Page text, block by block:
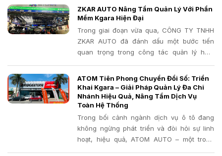
trong việc quản lý thủ công, bỏ lỡ lịch hẹn,
thất thoát phụ tùng hay khó khăn trong việc
chăm sóc khách hàng? Đã đến lúc bạn cần
một giải pháp công nghệ mạnh mẽ để đưa
gara của mình lên một tầm cao mới.
ZKAR AUTO Nâng Tầm Quản Lý Với Phần
Mềm Kgara Hiện Đại
Trong giai đoạn vừa qua, CÔNG TY TNHH
ZKAR AUTO đã đánh dấu một bước tiến
quan trọng trong công tác quản lý hoạt
phần mềm quản lý gara chuyên nghiệp
Kgara.
ATOM Tiên Phong Chuyển Đổi Số: Triển
Khai Kgara – Giải Pháp Quản Lý Đa Chi
Nhánh Hiệu Quả, Nâng Tầm Dịch Vụ
Toàn Hệ Thống
Trong bối cảnh ngành dịch vụ ô tô đang
không ngừng phát triển và đòi hỏi sự linh
hoạt, hiệu quả, ATOM AUTO – một trong